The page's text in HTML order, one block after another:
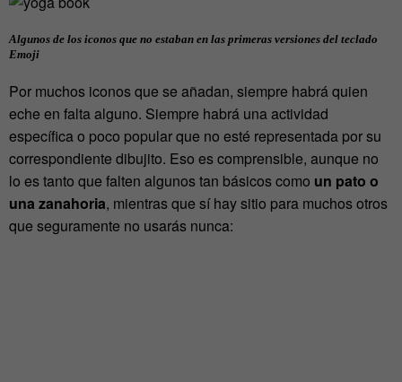
Algunos de los iconos que no estaban en las primeras versiones del teclado
Emoji
Por muchos iconos que se añadan, siempre habrá quien
eche en falta alguno. Siempre habrá una actividad
específica o poco popular que no esté representada por su
correspondiente dibujito. Eso es comprensible, aunque no
lo es tanto que falten algunos tan básicos como un pato o
una zanahoria, mientras que sí hay sitio para muchos otros
que seguramente no usarás nunca: